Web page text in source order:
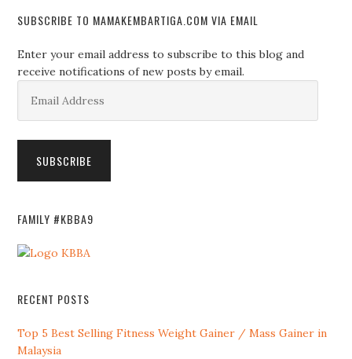
SUBSCRIBE TO MAMAKEMBARTIGA.COM VIA EMAIL
Enter your email address to subscribe to this blog and
receive notifications of new posts by email.
Address
SUBSCRIBE
FAMILY #KBBA9
RECENT POSTS
Top 5 Best Selling Fitness Weight Gainer / Mass Gainer in
Malaysia